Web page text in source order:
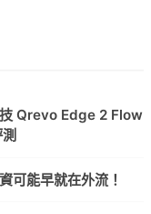
Qrevo Edge 2 Flow
可能早就在外流！